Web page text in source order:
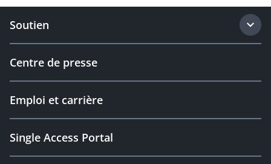
Soutien
Centre de presse
Emploi et carrière
Single Access Portal